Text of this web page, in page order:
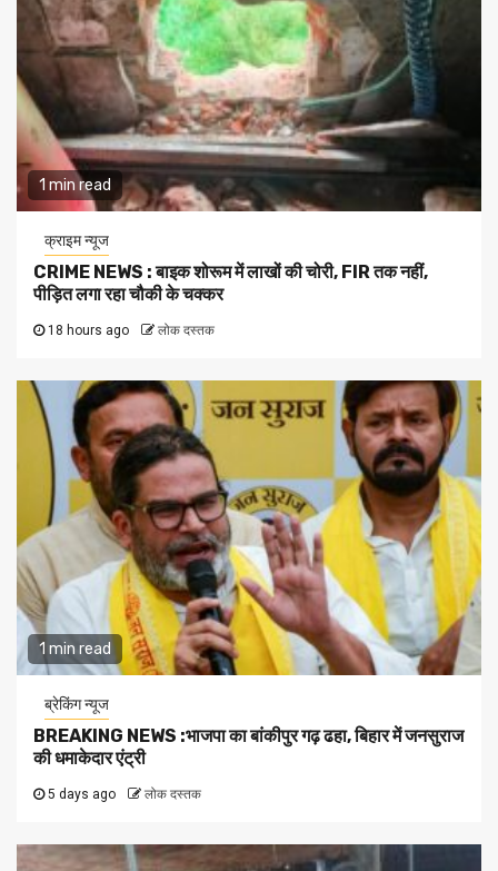
1 min read
क्राइम न्यूज
CRIME NEWS : बाइक शोरूम में लाखों की चोरी, FIR तक नहीं,
पीड़ित लगा रहा चौकी के चक्कर
18 hours ago लोक दस्तक
1 min read
ब्रेकिंग न्यूज
BREAKING NEWS :भाजपा का बांकीपुर गढ़ ढहा, बिहार में जनसुराज
की धमाकेदार एंट्री
5 days ago लोक दस्तक